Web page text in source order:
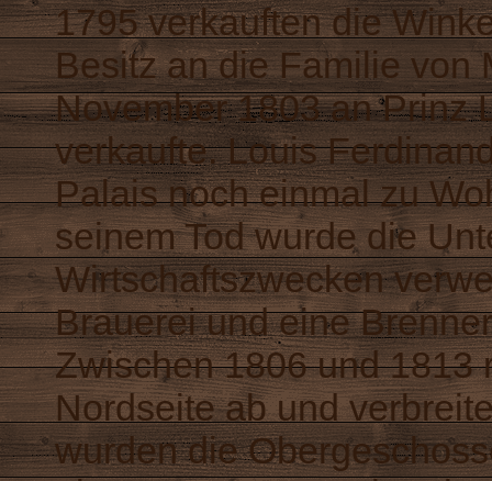
1795 verkauften die
Besitz an die Familie von
November 1803 an Prinz
verkaufte. Louis
Palais noch einmal zu
seinem Tod wurde die
Wirtschaftszwecken
Brauerei und eine
Zwischen 1806 und 1813
Nordseite ab und
wurden die